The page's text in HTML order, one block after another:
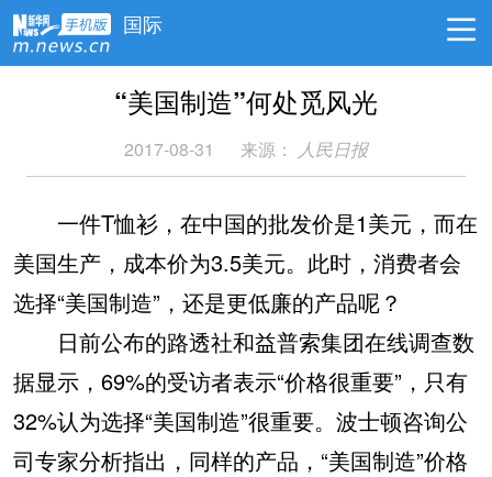
国际
“美国制造”何处觅风光
2017-08-31 来源： 人民日报
一件T恤衫，在中国的批发价是1美元，而在
美国生产，成本价为3.5美元。此时，消费者会
选择“美国制造”，还是更低廉的产品呢？
日前公布的路透社和益普索集团在线调查数
据显示，69%的受访者表示“价格很重要”，只有
32%认为选择“美国制造”很重要。波士顿咨询公
司专家分析指出，同样的产品，“美国制造”价格